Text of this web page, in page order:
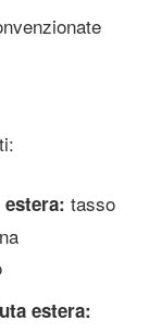
tasso
estera: